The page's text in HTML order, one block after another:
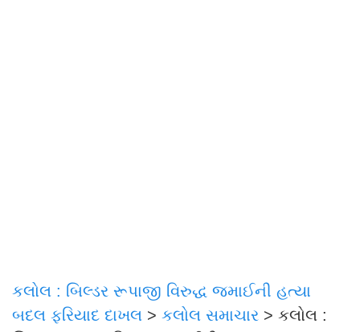
કલોલ : બિલ્ડર રૂપાજી વિરુદ્ધ જમાઈની હત્યા
બદલ ફરિયાદ દાખલ > કલોલ સમાચાર > કલોલ :